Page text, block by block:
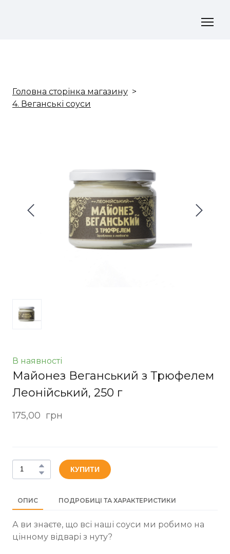
Головна сторінка магазину
4. Веганські соуси
В наявності
Майонез Веганський з Трюфелем
Леонійський, 250 г
175,00  грн
КУПИТИ
ОПИС ПОДРОБИЦІ ТА ХАРАКТЕРИСТИКИ
А ви знаєте, що всі наші соуси ми робимо на
цінному відварі з нуту?